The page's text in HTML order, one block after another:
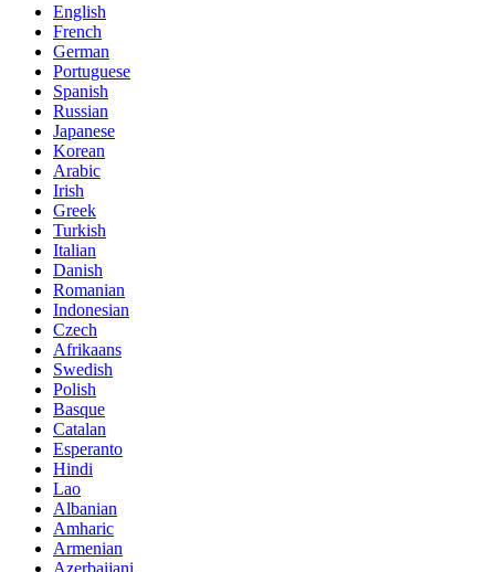
English
French
German
Portuguese
Spanish
Russian
Japanese
Korean
Arabic
Irish
Greek
Turkish
Italian
Danish
Romanian
Indonesian
Czech
Afrikaans
Swedish
Polish
Basque
Catalan
Esperanto
Hindi
Lao
Albanian
Amharic
Armenian
Azerbaijani